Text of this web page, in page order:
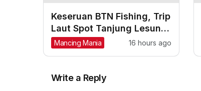
Keseruan BTN Fishing, Trip
Laut Spot Tanjung Lesung,
Strike Marlin, Tuna, GT,
Mancing Mania 16 hours ago
Write a Reply